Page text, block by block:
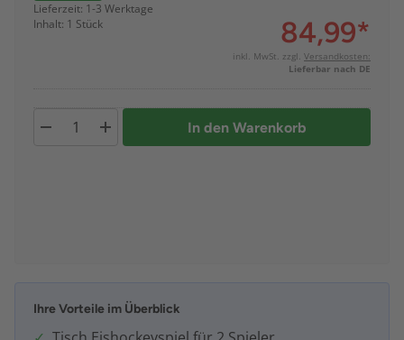
Lieferzeit: 1-3 Werktage
Inhalt: 1 Stück
84,99*
inkl. MwSt. zzgl. Versandkosten:
Lieferbar nach DE
In den Warenkorb
Ihre Vorteile im Überblick